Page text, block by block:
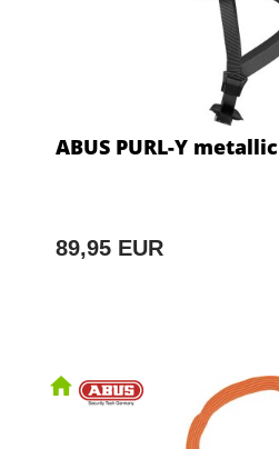
ABUS PURL-Y
89,95 EUR